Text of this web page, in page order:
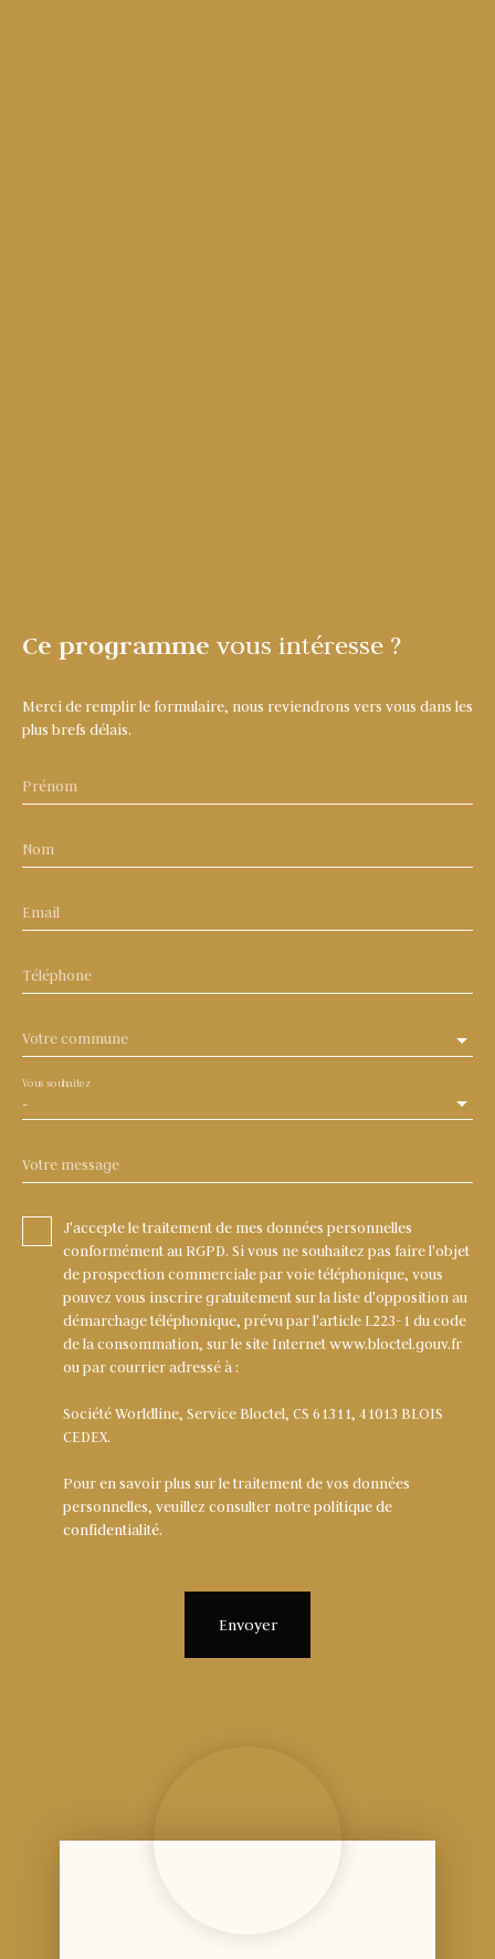
Ce programme vous intéresse ?
Merci de remplir le formulaire, nous reviendrons vers vous dans les
plus brefs délais.
Prénom
Nom
Email
Téléphone
Votre commune
-
Vous souhaitez
Votre message
J'accepte le traitement de mes données personnelles
conformément au RGPD. Si vous ne souhaitez pas faire l'objet
de prospection commerciale par voie téléphonique, vous
pouvez vous inscrire gratuitement sur la liste d'opposition au
démarchage téléphonique, prévu par l'article L223-1 du code
de la consommation, sur le site Internet www.bloctel.gouv.fr
ou par courrier adressé à :
Société Worldline, Service Bloctel, CS 61311, 41013 BLOIS
CEDEX.
Pour en savoir plus sur le traitement de vos données
personnelles, veuillez consulter notrepolitique de
confidentialité.
Envoyer